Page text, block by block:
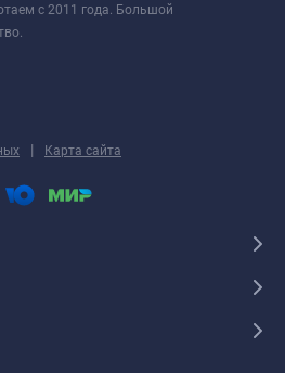
с 2011 года. Большой
| Карта сайта